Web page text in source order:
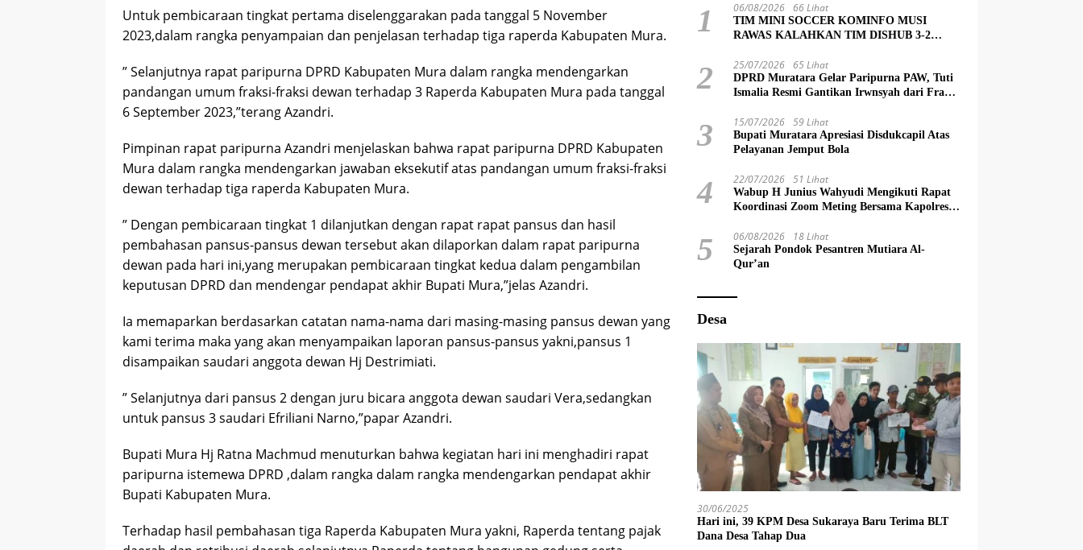
Untuk pembicaraan tingkat pertama diselenggarakan pada tanggal 5 November
2023,dalam rangka penyampaian dan penjelasan terhadap tiga raperda Kabupaten Mura.
” Selanjutnya rapat paripurna DPRD Kabupaten Mura dalam rangka mendengarkan
pandangan umum fraksi-fraksi dewan terhadap 3 Raperda Kabupaten Mura pada tanggal
6 September 2023,”terang Azandri.
Pimpinan rapat paripurna Azandri menjelaskan bahwa rapat paripurna DPRD Kabupaten
Mura dalam rangka mendengarkan jawaban eksekutif atas pandangan umum fraksi-fraksi
dewan terhadap tiga raperda Kabupaten Mura.
” Dengan pembicaraan tingkat 1 dilanjutkan dengan rapat rapat pansus dan hasil
pembahasan pansus-pansus dewan tersebut akan dilaporkan dalam rapat paripurna
dewan pada hari ini,yang merupakan pembicaraan tingkat kedua dalam pengambilan
keputusan DPRD dan mendengar pendapat akhir Bupati Mura,”jelas Azandri.
Ia memaparkan berdasarkan catatan nama-nama dari masing-masing pansus dewan yang
kami terima maka yang akan menyampaikan laporan pansus-pansus yakni,pansus 1
disampaikan saudari anggota dewan Hj Destrimiati.
” Selanjutnya dari pansus 2 dengan juru bicara anggota dewan saudari Vera,sedangkan
untuk pansus 3 saudari Efriliani Narno,”papar Azandri.
Bupati Mura Hj Ratna Machmud menuturkan bahwa kegiatan hari ini menghadiri rapat
paripurna istemewa DPRD ,dalam rangka dalam rangka mendengarkan pendapat akhir
Bupati Kabupaten Mura.
Terhadap hasil pembahasan tiga Raperda Kabupaten Mura yakni, Raperda tentang pajak
1 06/08/2026 66 Lihat
TIM MINI SOCCER KOMINFO MUSI
RAWAS KALAHKAN TIM DISHUB 3-2
2 25/07/2026 65 Lihat
DPRD Muratara Gelar Paripurna PAW, Tuti
Ismalia Resmi Gantikan Irwnsyah dari Fraksi
3 15/07/2026 59 Lihat
Bupati Muratara Apresiasi Disdukcapil Atas
Pelayanan Jemput Bola
4 22/07/2026 51 Lihat
Wabup H Junius Wahyudi Mengikuti Rapat
Koordinasi Zoom Meting Bersama Kapolres
5 06/08/2026 18 Lihat
Sejarah Pondok Pesantren Mutiara Al-
Qur’an
Desa
30/06/2025
Hari ini, 39 KPM Desa Sukaraya Baru Terima BLT
Dana Desa Tahap Dua